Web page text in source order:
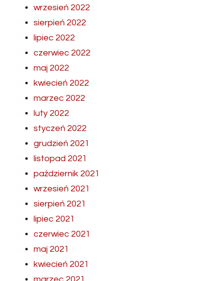
wrzesień 2022
sierpień 2022
lipiec 2022
czerwiec 2022
maj 2022
kwiecień 2022
marzec 2022
luty 2022
styczeń 2022
grudzień 2021
listopad 2021
październik 2021
wrzesień 2021
sierpień 2021
lipiec 2021
czerwiec 2021
maj 2021
kwiecień 2021